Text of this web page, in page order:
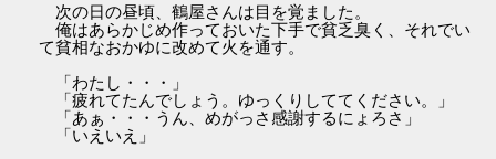
次の日の昼頃、鶴屋さんは目を覚ました。
俺はあらかじめ作っておいた下手で貧乏臭く、それでい
て貧相なおかゆに改めて火を通す。
「わたし・・・」
「疲れてたんでしょう。ゆっくりしててください。」
「あぁ・・・うん、めがっさ感謝するにょろさ」
「いえいえ」